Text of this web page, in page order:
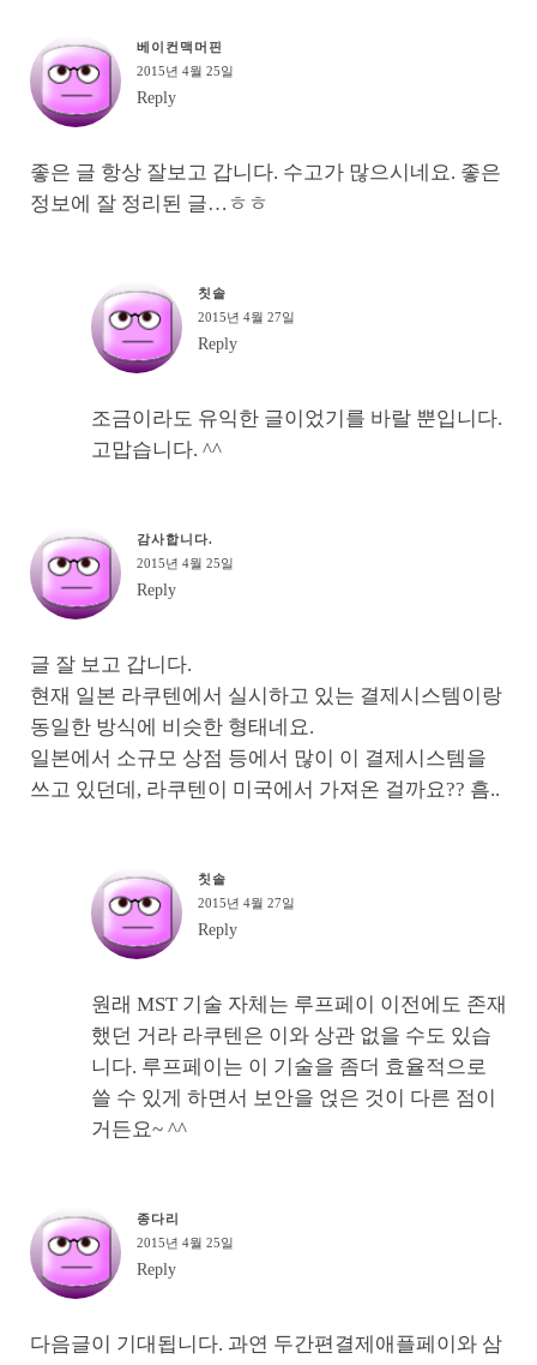
베이컨맥머핀
2015년 4월 25일
Reply
좋은 글 항상 잘보고 갑니다. 수고가 많으시네요. 좋은
정보에 잘 정리된 글…ㅎㅎ
칫솔
2015년 4월 27일
Reply
조금이라도 유익한 글이었기를 바랄 뿐입니다.
고맙습니다. ^^
감사합니다.
2015년 4월 25일
Reply
글 잘 보고 갑니다.
현재 일본 라쿠텐에서 실시하고 있는 결제시스템이랑
동일한 방식에 비슷한 형태네요.
일본에서 소규모 상점 등에서 많이 이 결제시스템을
쓰고 있던데, 라쿠텐이 미국에서 가져온 걸까요?? 흠..
칫솔
2015년 4월 27일
Reply
원래 MST 기술 자체는 루프페이 이전에도 존재
했던 거라 라쿠텐은 이와 상관 없을 수도 있습
니다. 루프페이는 이 기술을 좀더 효율적으로
쓸 수 있게 하면서 보안을 얹은 것이 다른 점이
거든요~ ^^
종다리
2015년 4월 25일
Reply
다음글이 기대됩니다. 과연 두간편결제애플페이와 삼